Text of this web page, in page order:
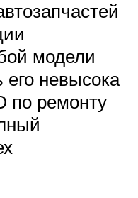
модели
его невысока
по ремонту